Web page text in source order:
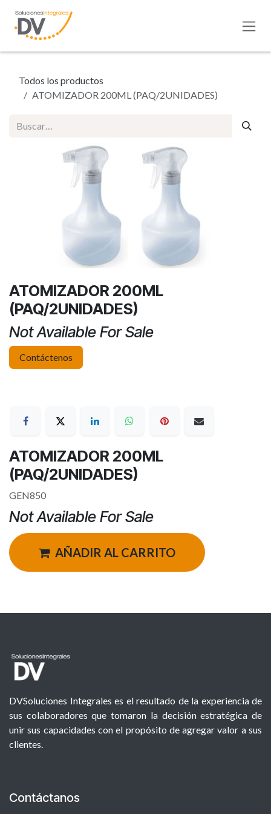
Todos los productos
ATOMIZADOR 200ML (PAQ/2UNIDADES)
ATOMIZADOR 200ML
(PAQ/2UNIDADES)
Not Available For Sale
Contáctenos
ATOMIZADOR 200ML
(PAQ/2UNIDADES)
GEN850
Not Available For Sale
AÑADIR AL CARRITO
DVSoluciones Integrales es el resultado de la experiencia de
sus colaboradores que tomaron la decisión estratégica de
unir sus capacidades con el propósito de agregar valor a sus
clientes.
Contáctanos